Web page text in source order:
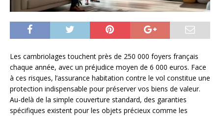
Les cambriolages touchent près de 250 000 foyers français
chaque année, avec un préjudice moyen de 6 000 euros. Face
à ces risques, l’assurance habitation contre le vol constitue une
protection indispensable pour préserver vos biens de valeur.
Au-delà de la simple couverture standard, des garanties
spécifiques existent pour les objets précieux comme les